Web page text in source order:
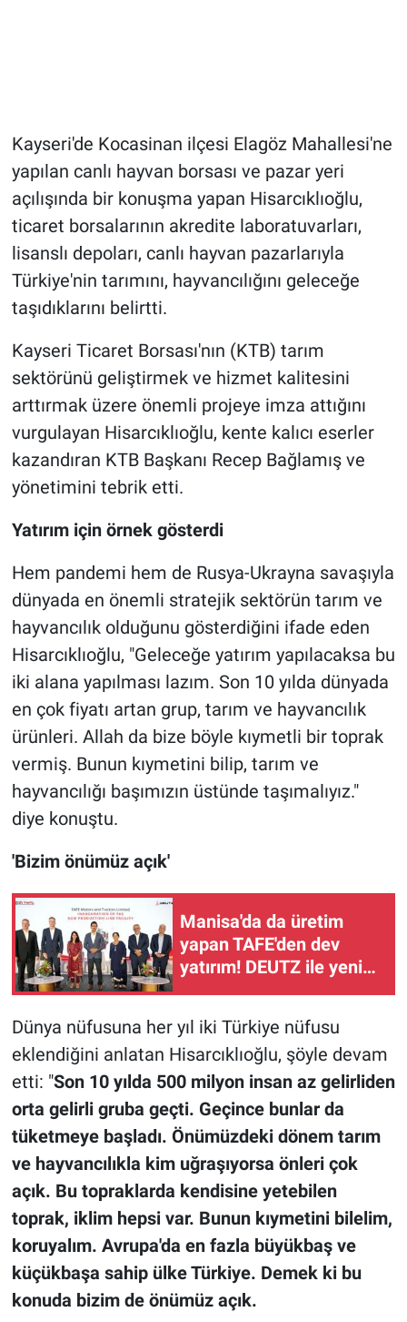
Kayseri'de Kocasinan ilçesi Elagöz Mahallesi'ne
yapılan canlı hayvan borsası ve pazar yeri
açılışında bir konuşma yapan Hisarcıklıoğlu,
ticaret borsalarının akredite laboratuvarları,
lisanslı depoları, canlı hayvan pazarlarıyla
Türkiye'nin tarımını, hayvancılığını geleceğe
taşıdıklarını belirtti.
Kayseri Ticaret Borsası'nın (KTB) tarım
sektörünü geliştirmek ve hizmet kalitesini
arttırmak üzere önemli projeye imza attığını
vurgulayan Hisarcıklıoğlu, kente kalıcı eserler
kazandıran KTB Başkanı Recep Bağlamış ve
yönetimini tebrik etti.
Yatırım için örnek gösterdi
Hem pandemi hem de Rusya-Ukrayna savaşıyla
dünyada en önemli stratejik sektörün tarım ve
hayvancılık olduğunu gösterdiğini ifade eden
Hisarcıklıoğlu, "Geleceğe yatırım yapılacaksa bu
iki alana yapılması lazım. Son 10 yılda dünyada
en çok fiyatı artan grup, tarım ve hayvancılık
ürünleri. Allah da bize böyle kıymetli bir toprak
vermiş. Bunun kıymetini bilip, tarım ve
hayvancılığı başımızın üstünde taşımalıyız."
diye konuştu.
'Bizim önümüz açık'
Manisa'da da üretim
yapan TAFE'den dev
yatırım! DEUTZ ile yeni
motor fabrikasını
Dünya nüfusuna her yıl iki Türkiye nüfusu
eklendiğini anlatan Hisarcıklıoğlu, şöyle devam
etti: "Son 10 yılda 500 milyon insan az gelirliden
orta gelirli gruba geçti. Geçince bunlar da
tüketmeye başladı. Önümüzdeki dönem tarım
ve hayvancılıkla kim uğraşıyorsa önleri çok
açık. Bu topraklarda kendisine yetebilen
toprak, iklim hepsi var. Bunun kıymetini bilelim,
koruyalım. Avrupa'da en fazla büyükbaş ve
küçükbaşa sahip ülke Türkiye. Demek ki bu
konuda bizim de önümüz açık.